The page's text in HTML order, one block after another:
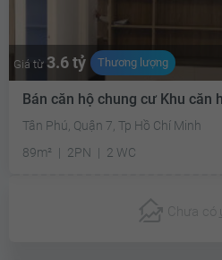
Giá từ 3.6 tỷ Thương lượng
Bán căn hộ chung cư Khu căn
Tân Phú, Quận 7, Tp Hồ Chí Minh
89m²
2PN 2 WC
Chưa có